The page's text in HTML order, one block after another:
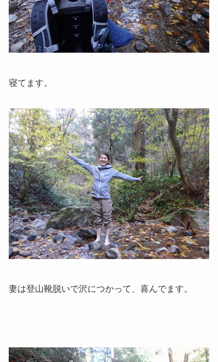
寝てます。
妻は登山靴脱いで沢につかって、喜んでます。